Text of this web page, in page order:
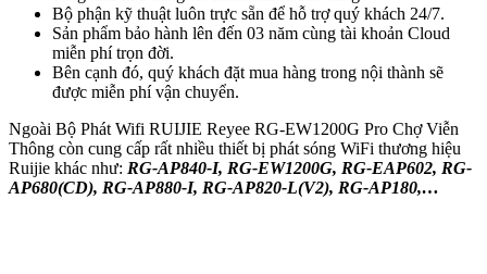
Bộ phận kỹ thuật luôn trực sẵn để hỗ trợ quý khách 24/7.
Sản phẩm bảo hành lên đến 03 năm cùng tài khoản Cloud
miễn phí trọn đời.
Bên cạnh đó, quý khách đặt mua hàng trong nội thành sẽ
được miễn phí vận chuyển.
Ngoài Bộ Phát Wifi RUIJIE Reyee RG-EW1200G Pro Chợ Viễn
Thông còn cung cấp rất nhiều thiết bị phát sóng WiFi thương hiệu
Ruijie khác như: RG-AP840-I, RG-EW1200G, RG-EAP602, RG-
AP680(CD), RG-AP880-I, RG-AP820-L(V2), RG-AP180,…